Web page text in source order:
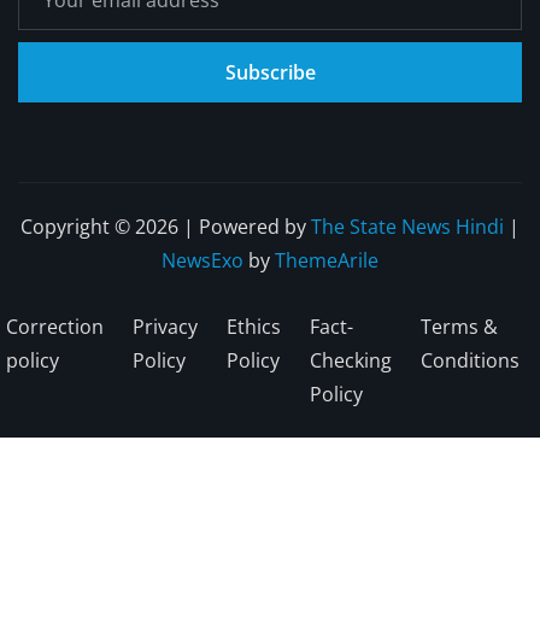
Subscribe
Copyright © 2026 | Powered byThe State News Hindi |
NewsExo byThemeArile
Correction
policy
Privacy
Policy
Ethics
Policy
Fact-
Checking
Policy
Terms &
Conditions